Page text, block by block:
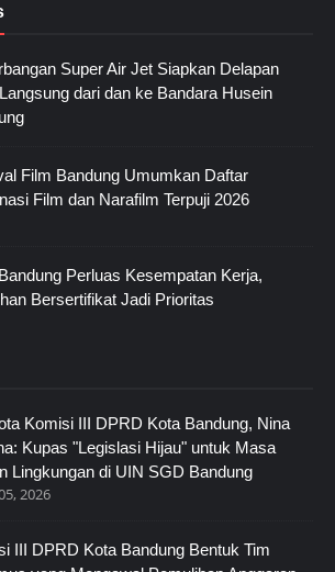
Super Air Jet Siapkan Delapan
dari dan ke Bandara Husein
Film Bandung Umumkan Daftar
Film dan Narafilm Terpuji 2026
Perluas Kesempatan Kerja,
Bersertifikat Jadi Prioritas
Komisi III DPRD Kota Bandung, Nina
Kupas "Legislasi Hijau" untuk Masa
Lingkungan di UIN SGD Bandung
2026
III DPRD Kota Bandung Bentuk Tim